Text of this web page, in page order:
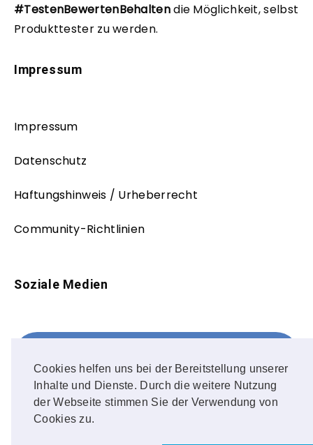
Cookies helfen uns bei der Bereitstellung unserer
Inhalte und Dienste. Durch die weitere Nutzung
der Webseite stimmen Sie der Verwendung von
Cookies zu.
#TestenBewertenBehaltendie Möglichkeit, selbst
Produkttester zu werden.
Impressum
Impressum
Datenschutz
Haftungshinweis / Urheberrecht
Community-Richtlinien
Soziale Medien
FOLLOW ME!
Instagram
OUR PHOTOS!